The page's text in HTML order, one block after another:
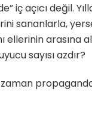
açıcı değil.
sananlarla,
arasına
sayısı azdır?